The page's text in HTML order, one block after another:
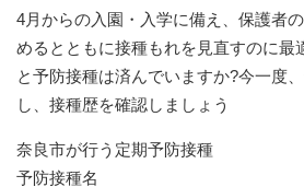
4月からの入園・入学に備え、保護者
めるとともに接種もれを見直すのに最
と予防接種は済んでいますか?今一度
し、接種歴を確認しましょう
奈良市が行う定期予防接種
予防接種名